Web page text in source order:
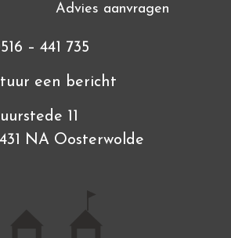
Advies aanvragen
– 441 735
een bericht
11
NA Oosterwolde